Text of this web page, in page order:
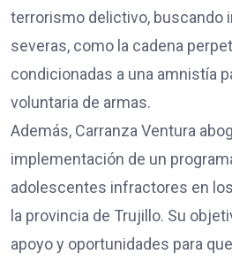
terrorismo delictivo, buscando
severas, como la cadena
condicionadas a una amnistía
voluntaria de armas.
Además, Carranza Ventura
implementación de un
adolescentes infractores en
la provincia de Trujillo. Su
apoyo y oportunidades para